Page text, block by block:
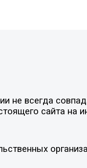
всегда
сайта на